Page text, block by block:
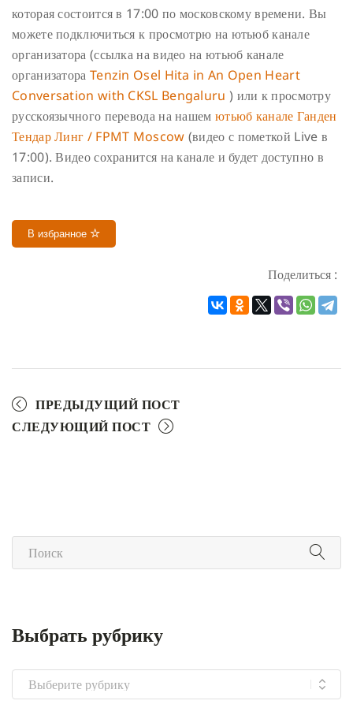
которая состоится в 17:00 по московскому времени. Вы
можете подключиться к просмотрю на ютьюб канале
организатора (ссылка на видео на ютьюб канале
организатора Tenzin Osel Hita in An Open Heart
Conversation with CKSL Bengaluru ) или к просмотру
русскоязычного перевода на нашем ютьюб канале Ганден
Тендар Линг / FPMT Moscow (видео с пометкой Live в
17:00). Видео сохранится на канале и будет доступно в
записи.
В избранное
Поделиться :
ПРЕДЫДУЩИЙ ПОСТ
СЛЕДУЮЩИЙ ПОСТ
Выбрать рубрику
Выбрать
рубрику